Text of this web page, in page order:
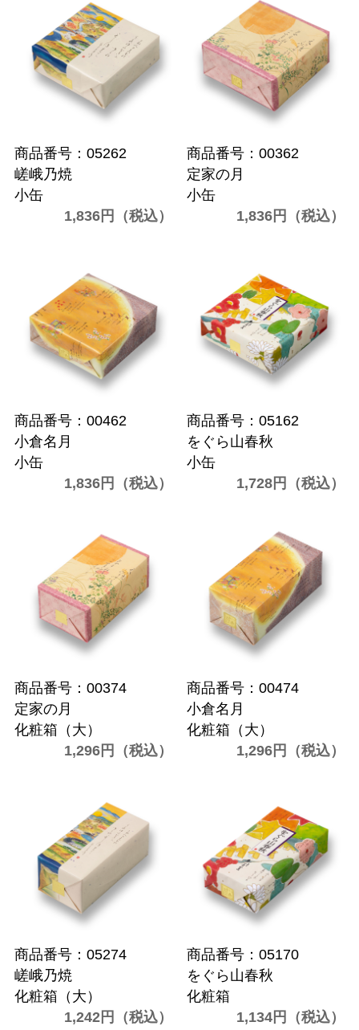
商品番号：05262
嵯峨乃焼
小缶
1,836円（税込）
商品番号：00362
定家の月
小缶
1,836円（税込）
商品番号：00462
小倉名月
小缶
1,836円（税込）
商品番号：05162
をぐら山春秋
小缶
1,728円（税込）
商品番号：00374
定家の月
化粧箱（大）
1,296円（税込）
商品番号：00474
小倉名月
化粧箱（大）
1,296円（税込）
商品番号：05274
嵯峨乃焼
化粧箱（大）
1,242円（税込）
商品番号：05170
をぐら山春秋
化粧箱
1,134円（税込）